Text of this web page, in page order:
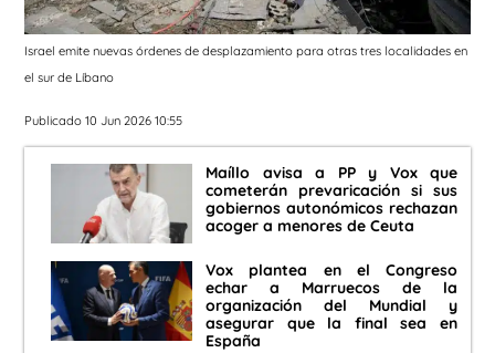
Israel emite nuevas órdenes de desplazamiento para otras tres localidades en
el sur de Líbano
Publicado 10 Jun 2026 10:55
Maíllo avisa a PP y Vox que
cometerán prevaricación si sus
gobiernos autonómicos rechazan
acoger a menores de Ceuta
Vox plantea en el Congreso
echar a Marruecos de la
organización del Mundial y
asegurar que la final sea en
España